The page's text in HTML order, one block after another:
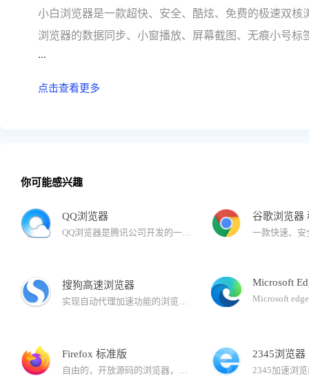
小白浏览器是一款超快、安全、酷炫、免费的极速双核
浏览器的数据同步、小窗播放、屏幕截图、无痕小号
影皮肤、搜索内容直达、分屏网页浏览、GIF快速录屏
...
点击查看更多
你可能感兴趣
QQ浏览器
QQ浏览器是腾讯公司开发的一款极速浏览器，已升级为AI浏览器。 在用户浏览的过程中，QQ浏览器提供AI能力，帮助用户高效获取信息，提升处理、生成信息的效率。还有多个AI助理，帮助完成复杂任务。
谷歌浏览器
搜狗高速浏览器
实现自动代理加速功能的浏览器。与拼音输入法、五笔输入法等产品一同成为您高速上网的必备工具。搜狗浏览器拥有国内首款“真双核”引擎，采用多级加速机制，能大幅提高您的上网速度。
Microsoft
Firefox 标准版
自由的，开放源码的浏览器，它体积小速度快，还有其它一些高级特征，主要特性有：标签式浏览，使上网冲浪更快；可以禁止弹出式窗口；自定制工具栏；扩展管理；更好的搜索特性；快速而方便的侧栏。
2345浏览器